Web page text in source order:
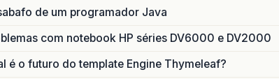
de um programador Java
com notebook HP séries DV6000 e DV2000
é o futuro do template Engine Thymeleaf?